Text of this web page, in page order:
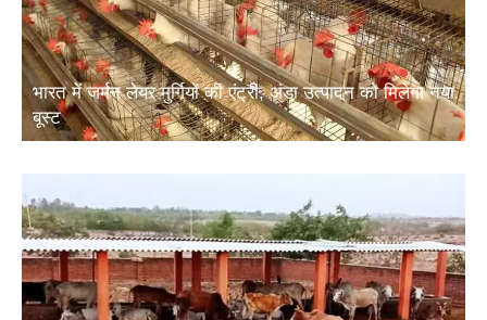
भारत में जर्मन लेयर मुर्गियों की एंट्री, अंडा उत्पादन को मिलेगा नया
बूस्ट